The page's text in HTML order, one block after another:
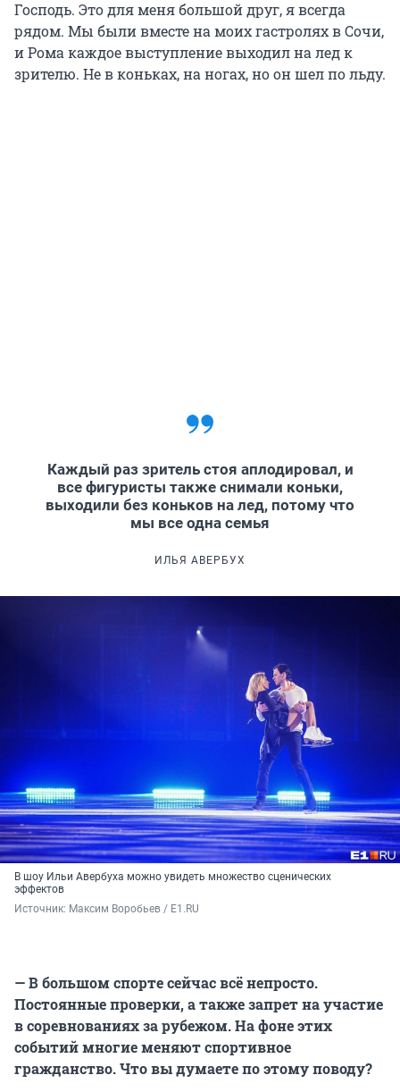
Господь. Это для меня большой друг, я всегда
рядом. Мы были вместе на моих гастролях в Сочи,
и Рома каждое выступление выходил на лед к
зрителю. Не в коньках, на ногах, но он шел по льду.
Каждый раз зритель стоя аплодировал, и
все фигуристы также снимали коньки,
выходили без коньков на лед, потому что
мы все одна семья
ИЛЬЯ АВЕРБУХ
В шоу Ильи Авербуха можно увидеть множество сценических
эффектов
Источник: Максим Воробьев / E1.RU
— В большом спорте сейчас всё непросто.
Постоянные проверки, а также запрет на участие
в соревнованиях за рубежом. На фоне этих
событий многие меняют спортивное
гражданство. Что вы думаете по этому поводу?